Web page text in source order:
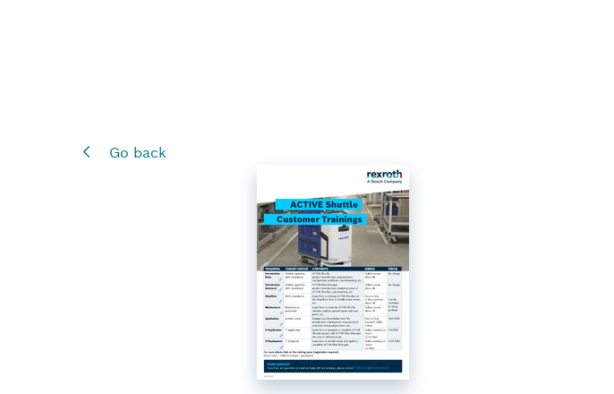
Go back